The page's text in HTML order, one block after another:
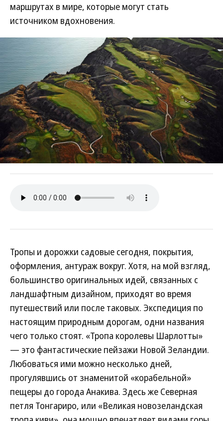
маршрутах в мире, которые могут стать
источником вдохновения.
Тропы и дорожки садовые сегодня, покрытия,
оформления, антураж вокруг. Хотя, на мой взгляд,
большинство оригинальных идей, связанных с
ландшафтным дизайном, приходят во время
путешествий или после таковых. Экспедиция по
настоящим природным дорогам, одни названия
чего только стоят. «Тропа королевы Шарлотты»
— это фантастические пейзажи Новой Зеландии.
Любоваться ими можно несколько дней,
прогулявшись от знаменитой «корабельной»
пещеры до города Анакива. Здесь же Северная
петля Тонгариро, или «Великая новозеландская